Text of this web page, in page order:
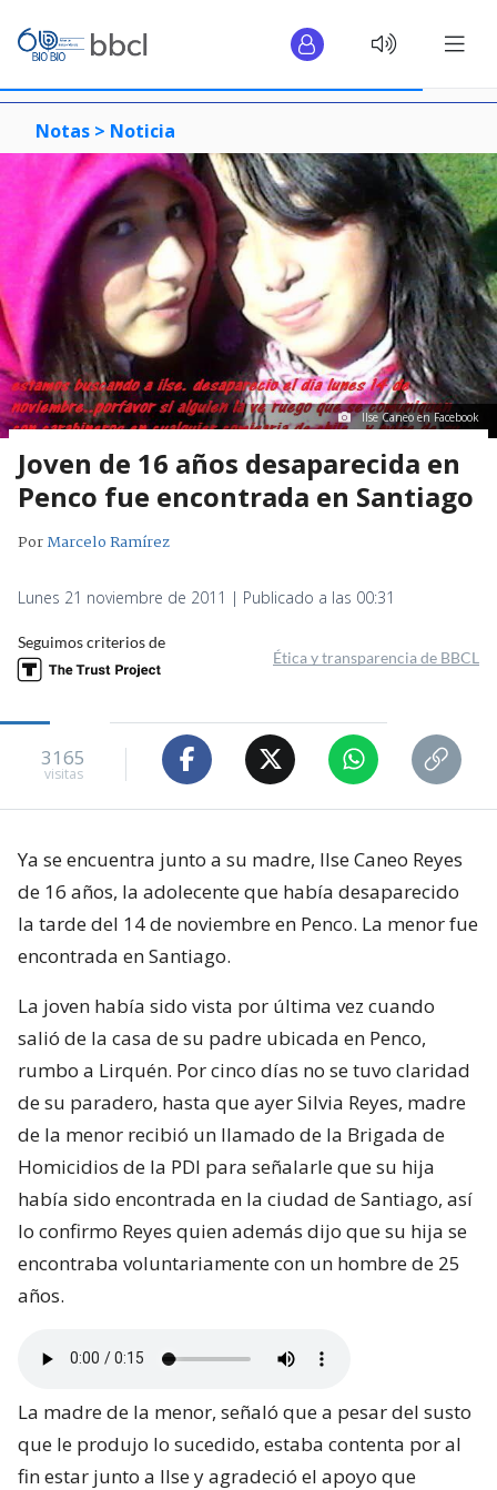
Notas > Noticia
Ilse Caneo en Facebook
Joven de 16 años desaparecida en
Penco fue encontrada en Santiago
PorMarcelo Ramírez
Lunes 21 noviembre de 2011 | Publicado a las 00:31
Seguimos criterios de
Ética y transparencia de BBCL
3165
visitas
Ya se encuentra junto a su madre, Ilse Caneo Reyes
de 16 años, la adolecente que había desaparecido
la tarde del 14 de noviembre en Penco. La menor fue
encontrada en Santiago.
La joven había sido vista por última vez cuando
salió de la casa de su padre ubicada en Penco,
rumbo a Lirquén. Por cinco días no se tuvo claridad
de su paradero, hasta que ayer Silvia Reyes, madre
de la menor recibió un llamado de la Brigada de
Homicidios de la PDI para señalarle que su hija
había sido encontrada en la ciudad de Santiago, así
lo confirmo Reyes quien además dijo que su hija se
encontraba voluntariamente con un hombre de 25
años.
La madre de la menor, señaló que a pesar del susto
que le produjo lo sucedido, estaba contenta por al
fin estar junto a Ilse y agradeció el apoyo que